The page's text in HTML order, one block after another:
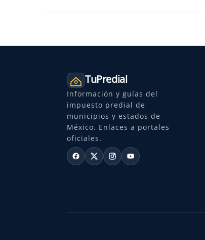
TuPredial
Información y guías del
impuesto predial de
municipios y estados de
México. Enlaces a portales
oficiales.